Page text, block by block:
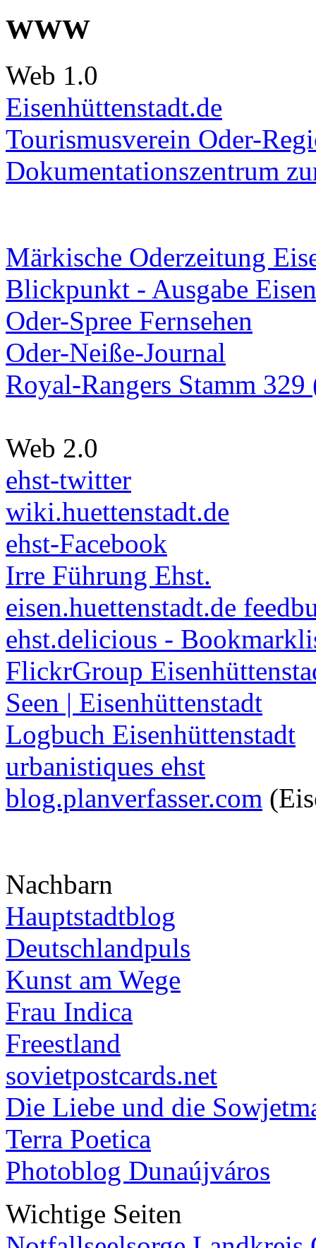
WWW
Web 1.0
Eisenhüttenstadt.de
Tourismusverein Oder-
Dokumentationszentrum
Märkische Oderzeitung
Blickpunkt - Ausgabe
Oder-Spree Fernsehen
Oder-Neiße-Journal
Royal-Rangers Stamm
Web 2.0
ehst-twitter
wiki.huettenstadt.de
ehst-Facebook
Irre Führung Ehst.
eisen.huettenstadt.de
ehst.delicious -
FlickrGroup
Seen | Eisenhüttenstadt
Logbuch Eisenhüttenstadt
urbanistiques ehst
blog.planverfasser.com
Nachbarn
Hauptstadtblog
Deutschlandpuls
Kunst am Wege
Frau Indica
Freestland
sovietpostcards.net
Die Liebe und die
Terra Poetica
Photoblog Dunaújváros
Wichtige Seiten